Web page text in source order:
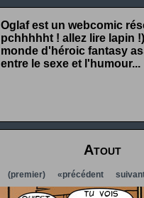
Oglaf est un webcomic
pchhhhht ! allez lire lapin
monde d'héroic fantasy
entre le sexe et l'humour...
Atout
(premier) «précédent